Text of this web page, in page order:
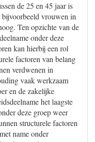
de 25 en 45 jaar is
vrouwen in
Ten opzichte van de
onder deze
kan hierbij een rol
factoren van belang
verdwenen in
vaak werkzaam
en de zakelijke
het laagste
deze groep weer
structurele factoren
name onder